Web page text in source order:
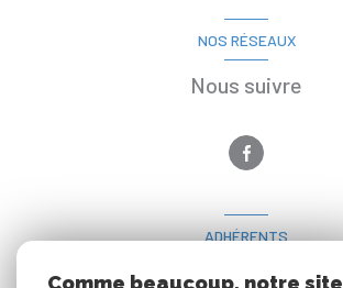
NOS RÉSEAUX
Nous suivre
ADHÉRENTS
Nous adhérons
Comme beaucoup, notre site